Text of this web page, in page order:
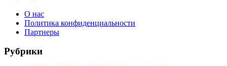
О нас
Политика конфиденциальности
Партнеры
Рубрики